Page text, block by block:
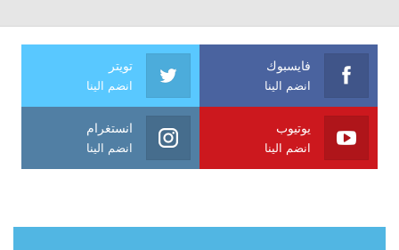
فايسبوك
انضم الينا
تويتر
انضم الينا
يوتيوب
انضم الينا
انستغرام
انضم الينا